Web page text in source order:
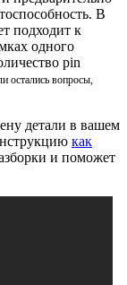
В
подходит к
одного
pin
остались вопросы,
детали в вашем
как
и поможет